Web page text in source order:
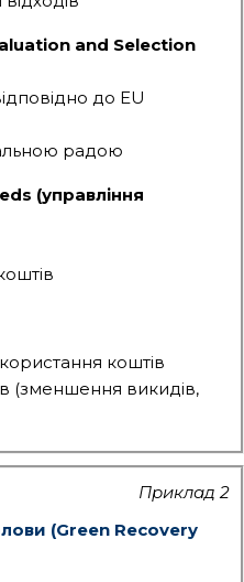
and Selection
до EU
радою
(управління
коштів
(зменшення викидів,
Приклад 2
(Green Recovery